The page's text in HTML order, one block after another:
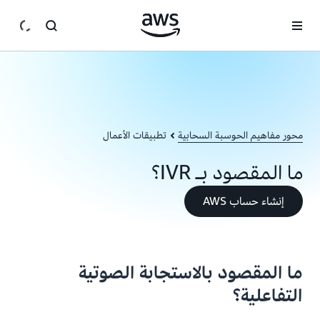
محور مفاهيم الحوسبة السحابية تطبيقات الأعمال
ما المقصود بـ IVR؟
إنشاء حساب AWS
ما المقصود بالاستجابة الصوتية
التفاعلية؟